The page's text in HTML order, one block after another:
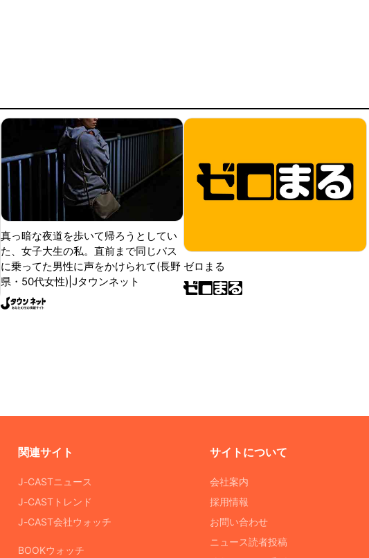
真っ暗な夜道を歩いて帰ろうとしてい
た、女子大生の私。直前まで同じバス
に乗ってた男性に声をかけられて(長野
県・50代女性)|Jタウンネット
ゼロまる
関連サイト
J-CASTニュース
J-CASTトレンド
J-CAST会社ウォッチ
BOOKウォッチ
サイトについて
会社案内
採用情報
お問い合わせ
ニュース読者投稿